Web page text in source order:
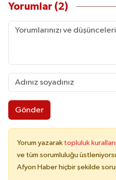
Yorumlar (2)
Gönder
Yorum yazarak topluluk
ve tüm sorumluluğu
Afyon Haber hiçbir şekilde